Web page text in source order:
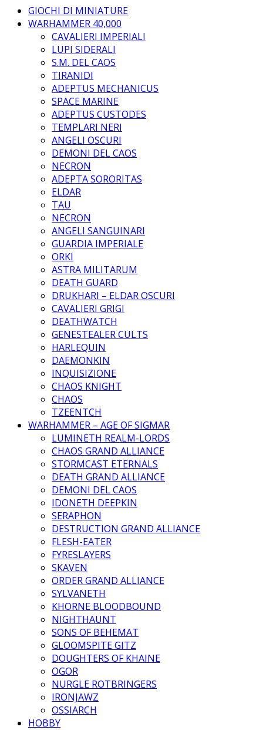
GIOCHI DI MINIATURE
WARHAMMER 40,000
CAVALIERI IMPERIALI
LUPI SIDERALI
S.M. DEL CAOS
TIRANIDI
ADEPTUS MECHANICUS
SPACE MARINE
ADEPTUS CUSTODES
TEMPLARI NERI
ANGELI OSCURI
DEMONI DEL CAOS
NECRON
ADEPTA SORORITAS
ELDAR
TAU
NECRON
ANGELI SANGUINARI
GUARDIA IMPERIALE
ORKI
ASTRA MILITARUM
DEATH GUARD
DRUKHARI – ELDAR OSCURI
CAVALIERI GRIGI
DEATHWATCH
GENESTEALER CULTS
HARLEQUIN
DAEMONKIN
INQUISIZIONE
CHAOS KNIGHT
CHAOS
TZEENTCH
WARHAMMER – AGE OF SIGMAR
LUMINETH REALM-LORDS
CHAOS GRAND ALLIANCE
STORMCAST ETERNALS
DEATH GRAND ALLIANCE
DEMONI DEL CAOS
IDONETH DEEPKIN
SERAPHON
DESTRUCTION GRAND ALLIANCE
FLESH-EATER
FYRESLAYERS
SKAVEN
ORDER GRAND ALLIANCE
SYLVANETH
KHORNE BLOODBOUND
NIGHTHAUNT
SONS OF BEHEMAT
GLOOMSPITE GITZ
DOUGHTERS OF KHAINE
OGOR
NURGLE ROTBRINGERS
IRONJAWZ
OSSIARCH
HOBBY